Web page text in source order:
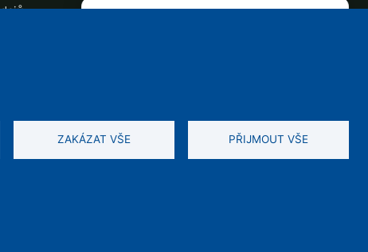
nabíjecích stanic z celé ČR.
ZAKÁZAT VŠE PŘIJMOUT VŠE